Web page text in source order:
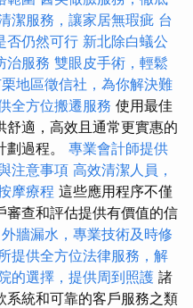
潔服務，讓家居無瑕疵 台
否仍然可行 新北除白蟻公
治服務 雙眼皮手術，輕鬆
地區徵信社，為你解決難
全方位搬遷服務 使用最佳
適，高效且通常更實惠的
過程。 專業會計師提供
注意事項 高效清潔人員，
摩療程 這些應用程序不僅
審查和評估提供有價值的信
外牆漏水，專業技術及時修
提供全方位法律服務，解
的選擇，提供周到照護 諸
系統和可靠的客戶服務之類